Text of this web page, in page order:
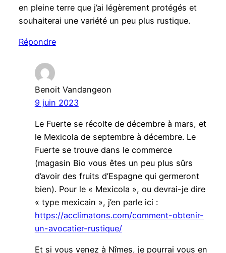
en pleine terre que j’ai légèrement protégés et
souhaiterai une variété un peu plus rustique.
Répondre
Benoit Vandangeon
9 juin 2023
Le Fuerte se récolte de décembre à mars, et
le Mexicola de septembre à décembre. Le
Fuerte se trouve dans le commerce
(magasin Bio vous êtes un peu plus sûrs
d’avoir des fruits d’Espagne qui germeront
bien). Pour le « Mexicola », ou devrai-je dire
« type mexicain », j’en parle ici :
https://acclimatons.com/comment-obtenir-
un-avocatier-rustique/
Et si vous venez à Nîmes, je pourrai vous en